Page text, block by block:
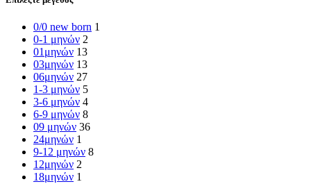
0/0 new born 1
0-1 μηνών 2
01μηνών 13
03μηνών 13
06μηνών 27
1-3 μηνών 5
3-6 μηνών 4
6-9 μηνών 8
09 μηνών 36
24μηνών 1
9-12 μηνών 8
12μηνών 2
18μηνών 1